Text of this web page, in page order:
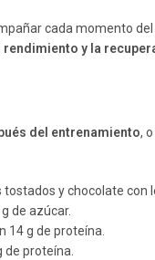
cada momento
rendimiento y la
del entrenamiento,
y chocolate con
de azúcar.
14 g de proteína.
de proteína.